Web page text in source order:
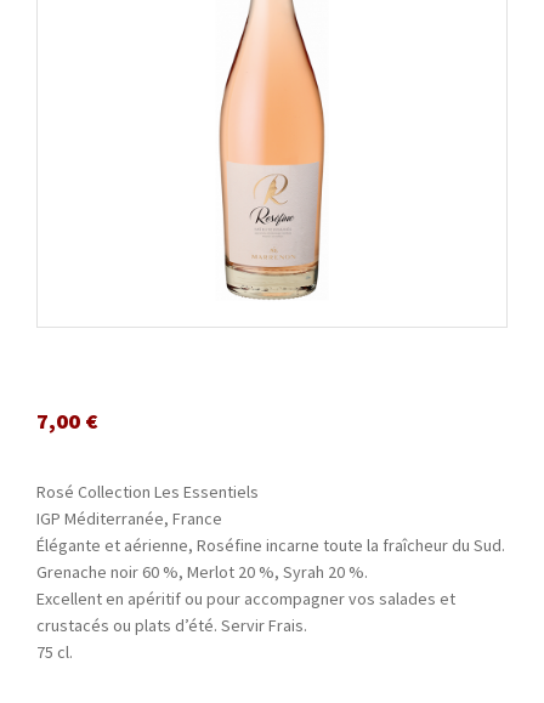
7,00 €
Rosé Collection Les Essentiels
IGP Méditerranée, France
Élégante et aérienne, Roséfine incarne toute la fraîcheur du Sud.
Grenache noir 60 %, Merlot 20 %, Syrah 20 %.
Excellent en apéritif ou pour accompagner vos salades et
crustacés ou plats d’été. Servir Frais.
75 cl.